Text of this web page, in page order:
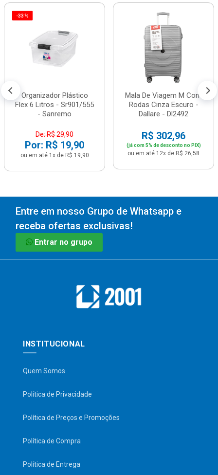
-33%
Organizador Plástico
Flex 6 Litros - Sr901/555
- Sanremo
De: R$ 29,90
Por: R$ 19,90
ou em até 1x de R$ 19,90
Mala De Viagem M Com
Rodas Cinza Escuro -
Dallare - Dl2492
R$ 302,96
(já com 5% de desconto no PIX)
ou em até 12x de R$ 26,58
Entre em nosso Grupo de Whatsapp e
receba ofertas exclusivas!
Entrar no grupo
INSTITUCIONAL
Quem Somos
Política de Privacidade
Política de Preços e Promoções
Política de Compra
Política de Entrega